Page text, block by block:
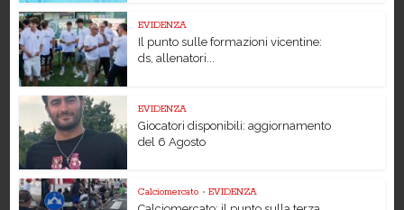
EVIDENZA
Il punto sulle formazioni vicentine:
ds, allenatori...
EVIDENZA
Giocatori disponibili: aggiornamento
del 6 Agosto
Calciomercato • EVIDENZA